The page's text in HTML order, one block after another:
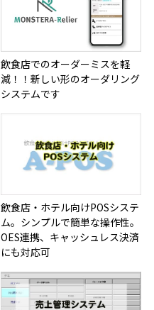
飲食店でのオーダーミスを軽
減！！新しい形のオーダリング
システムです
飲食店・ホテル向けPOSシステ
ム。シンプルで簡単な操作性。
OES連携、キャッシュレス決済
にも対応可